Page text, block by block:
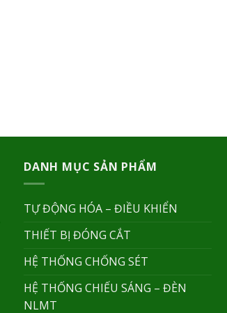
DANH MỤC SẢN PHẨM
TỰ ĐỘNG HÓA – ĐIỀU KHIỂN
THIẾT BỊ ĐÓNG CẮT
HỆ THỐNG CHỐNG SÉT
HỆ THỐNG CHIẾU SÁNG – ĐÈN
NLMT